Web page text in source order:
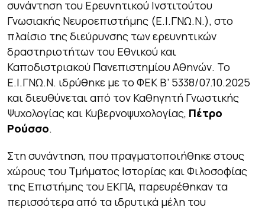
συνάντηση του Ερευνητικού Ινστιτούτου
Γνωσιακής Νευροεπιστήμης (Ε.Ι.ΓΝΩ.Ν.), στο
πλαίσιο της διεύρυνσης των ερευνητικών
δραστηριοτήτων του Εθνικού και
Καποδιστριακού Πανεπιστημίου Αθηνών. Το
Ε.Ι.ΓΝΩ.Ν. ιδρύθηκε με το ΦΕΚ Β’ 5338/07.10.2025
και διευθύνεται από τον Καθηγητή Γνωστικής
Ψυχολογίας και Κυβερνοψυχολογίας, Πέτρο
Ρούσσο.
Στη συνάντηση, που πραγματοποιήθηκε στους
χώρους του Τμήματος Ιστορίας και Φιλοσοφίας
της Επιστήμης του ΕΚΠΑ, παρευρέθηκαν τα
περισσότερα από τα ιδρυτικά μέλη του